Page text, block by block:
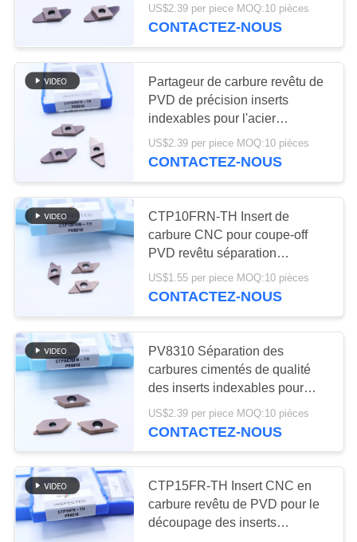
CONFIDENTIALITÉ
Insertions de
perceuse d'U
Outils de coupe
solides
Meules de diamant
US$2.39 per piece MOQ:10 pièces
CONTACTEZ-NOUS
Partageur de carbure revêtu de
PVD de précision inserts
indexables pour l'acier
inoxydable et l'acier usinage
droit de coupe CTPA25FR-TH
US$2.39 per piece MOQ:10 pièces
CONTACTEZ-NOUS
CTP10FRN-TH Insert de
carbure CNC pour coupe-off
PVD revêtu séparation
indexable Insert à droite de
coupe HV4200 Dureté CTP
US$1.55 per piece MOQ:10 pièces
CONTACTEZ-NOUS
PV8310 Séparation des
carbures cimentés de qualité
des inserts indexables pour
l'usinage de l'acier de précision
et de l'acier inoxydable
US$2.39 per piece MOQ:10 pièces
CONTACTEZ-NOUS
CTP15FR-TH Insert CNC en
carbure revêtu de PVD pour le
découpage des inserts